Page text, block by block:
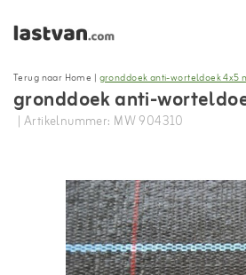
Terug naar Home | gronddoek anti-worteldoek 4x5
gronddoek anti-
| Artikelnummer: MW 904310